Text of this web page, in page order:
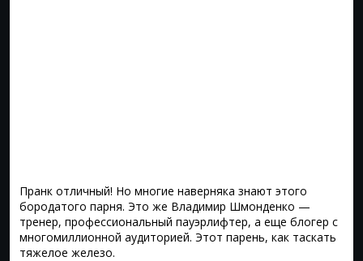
Пранк отличный! Но многие наверняка знают этого
бородатого парня. Это же Владимир Шмонденко —
тренер, профессиональный пауэрлифтер, а еще блогер с
многомиллионной аудиторией. Этот парень, как таскать
тяжелое железо.